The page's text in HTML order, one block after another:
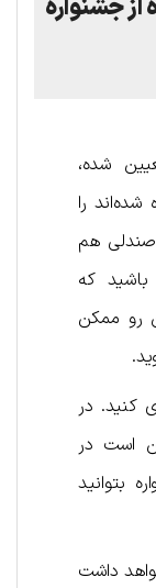
از جشنواره
شده،
را
صندلی هم
که
رو ممکن
کنید. در
است در
بتوانید
داشت